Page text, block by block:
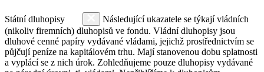
Státní dluhopisy
Následující ukazatele se týkají vládních
(nikoliv firemních) dluhopisů ve fondu. Vládní dluhopisy jsou
dluhové cenné papíry vydávané vládami, jejichž prostřednictvím se
půjčují peníze na kapitálovém trhu. Mají stanovenou dobu splatnosti
a vyplácí se z nich úrok. Zohledňujeme pouze dluhopisy vydávané